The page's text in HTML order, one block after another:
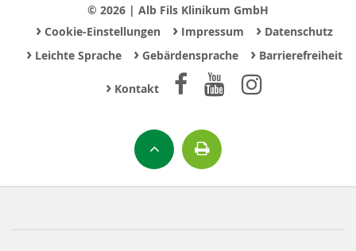
© 2026 | Alb Fils Klinikum GmbH
›Cookie-Einstellungen ›Impressum ›Datenschutz
›Leichte Sprache ›Gebärdensprache ›Barrierefreiheit
› Kontakt